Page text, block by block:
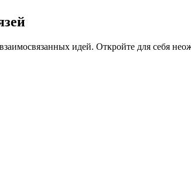
идей. Откройте для себя